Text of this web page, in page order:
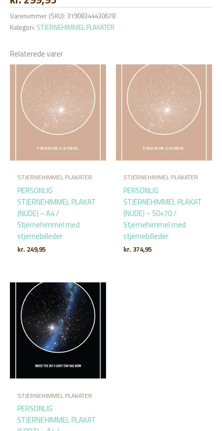
Varenummer (SKU): 31908344430678
Kategori: STJERNEHIMMEL PLAKATER
Relaterede varer
STJERNEHIMMEL PLAKATER
PERSONLIG
STJERNEHIMMEL PLAKAT
(NUDE) – A4 /
Stjernehimmel med
stjernebilleder
kr. 249,95
STJERNEHIMMEL PLAKATER
PERSONLIG
STJERNEHIMMEL PLAKAT
(NUDE) – 50×70 /
Stjernehimmel med
stjernebilleder
kr. 374,95
STJERNEHIMMEL PLAKATER
PERSONLIG
STJERNEHIMMEL PLAKAT